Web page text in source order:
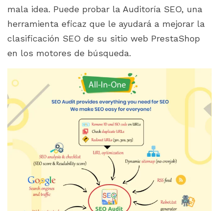
mala idea. Puede probar la Auditoría SEO, una
herramienta eficaz que le ayudará a mejorar la
clasificación SEO de su sitio web PrestaShop
en los motores de búsqueda.